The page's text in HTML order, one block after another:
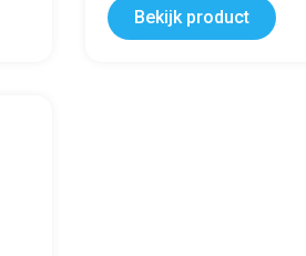
Bekijk product